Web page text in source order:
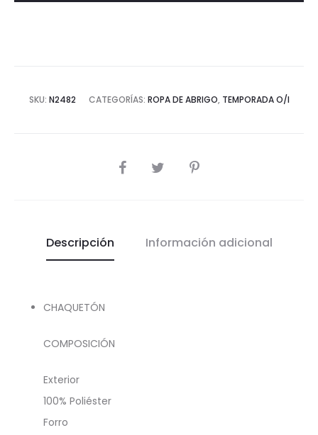
SKU: N2482 CATEGORÍAS: ROPA DE ABRIGO, TEMPORADA O/I
COMPARTIR
Descripción Información adicional
CHAQUETÓN
COMPOSICIÓN
Exterior
100% Poliéster
Forro